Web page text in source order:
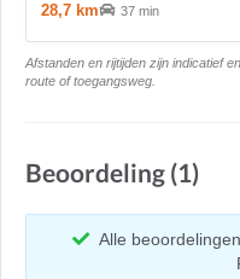
28,7 km 37 min
Afstanden en rijtijden zijn indicatief
route of toegangsweg.
Beoordeling (1)
Alle